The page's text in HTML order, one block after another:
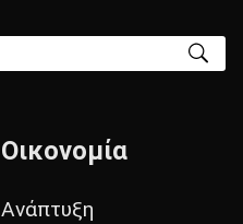
Οικονομία
Ανάπτυξη